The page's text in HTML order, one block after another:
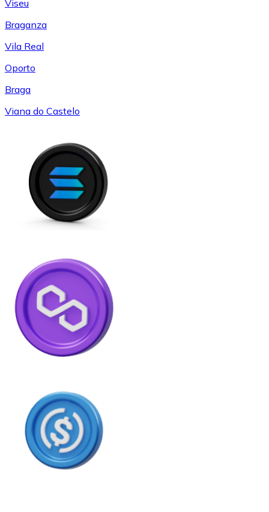
Viseu
Braganza
Vila Real
Oporto
Braga
Viana do Castelo